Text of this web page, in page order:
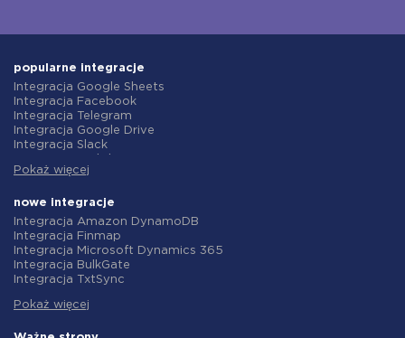
popularne integracje
Integracja Google Sheets
Integracja Facebook
Integracja Telegram
Integracja Google Drive
Integracja Slack
Integracja Gmail
Integracja ClickUp
Integracja Airtable
Integracja Google Contacts
Integracja OpenAI (ChatGPT)
Integracja Instagram
Integracja ActiveCampaign
Integracja Salesforce CRM
Integracja Notion
Pokaż więcej
nowe integracje
Integracja Amazon DynamoDB
Integracja Finmap
Integracja Microsoft Dynamics 365
Integracja BulkGate
Integracja TxtSync
Integracja Corezoid
Pokaż więcej